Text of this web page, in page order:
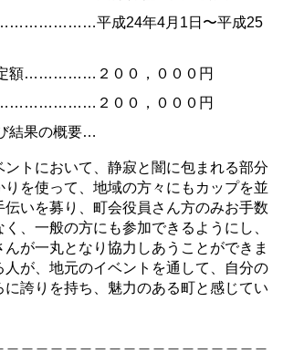
…………………平成24年4月1日〜平成25
額……………２００，０００円
…………………２００，０００円
結果の概要…
トにおいて、静寂と闇に包まれる部分
りを使って、地域の方々にもカップを並
伝いを募り、町会役員さん方のみお手数
、一般の方にも参加できるようにし、
が一丸となり協力しあうことができま
人が、地元のイベントを通して、自分の
に誇りを持ち、魅力のある町と感じてい